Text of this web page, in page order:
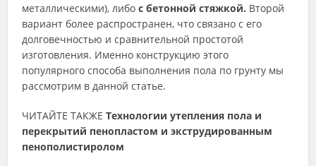
металлическими), либос бетонной стяжкой. Второй
вариант более распространен, что связано с его
долговечностью и сравнительной простотой
изготовления. Именно конструкцию этого
популярного способа выполнения пола по грунту мы
рассмотрим в данной статье.
ЧИТАЙТЕ ТАКЖЕТехнологии утепления пола и
перекрытий пенопластом и экструдированным
пенополистиролом